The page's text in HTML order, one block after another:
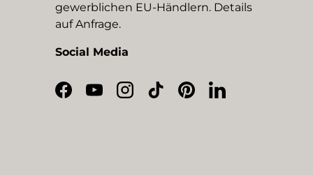
gewerblichen EU-Händlern. Details
auf Anfrage.
Social Media
Facebook
YouTubeInstagram
TikTokPinterestLinkedIn